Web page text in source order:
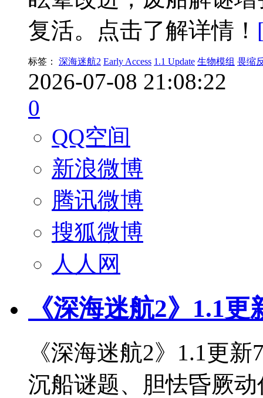
复活。点击了解详情！
标签： 深海迷航2 Early Access 1.1 Update 生物模组 畏缩
2026-07-08 21:08:22
0
QQ空间
新浪微博
腾讯微博
搜狐微博
人人网
《深海迷航2》1.1
《深海迷航2》1.1更
沉船谜题、胆怯昏厥